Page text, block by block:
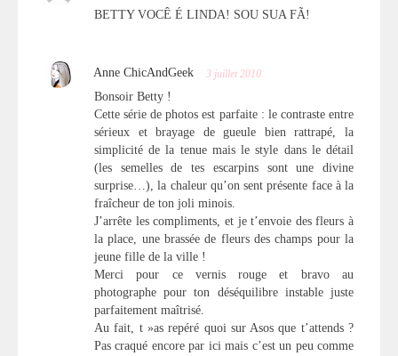
BETTY VOCÊ É LINDA! SOU SUA FÃ!
Anne ChicAndGeek 3 juillet 2010
Bonsoir Betty !
Cette série de photos est parfaite : le contraste entre
sérieux et brayage de gueule bien rattrapé, la
simplicité de la tenue mais le style dans le détail
(les semelles de tes escarpins sont une divine
surprise…), la chaleur qu’on sent présente face à la
fraîcheur de ton joli minois.
J’arrête les compliments, et je t’envoie des fleurs à
la place, une brassée de fleurs des champs pour la
jeune fille de la ville !
Merci pour ce vernis rouge et bravo au
photographe pour ton déséquilibre instable juste
parfaitement maîtrisé.
Au fait, t »as repéré quoi sur Asos que t’attends ?
Pas craqué encore par ici mais c’est un peu comme